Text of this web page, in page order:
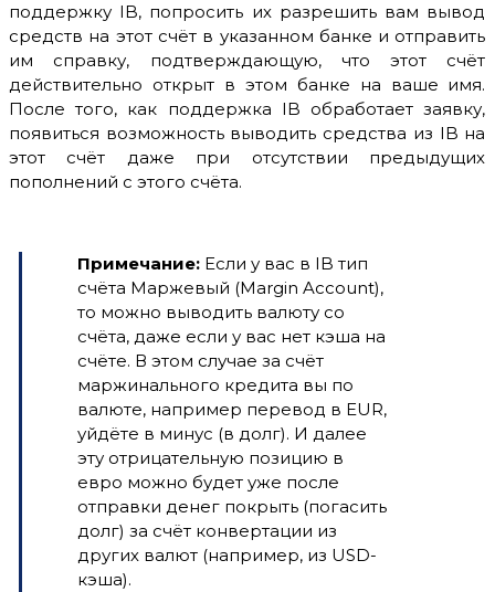
поддержку IB, попросить их разрешить вам вывод
средств на этот счёт в указанном банке и отправить
им справку, подтверждающую, что этот счёт
действительно открыт в этом банке на ваше имя.
После того, как поддержка IB обработает заявку,
появиться возможность выводить средства из IB на
этот счёт даже при отсутствии предыдущих
пополнений с этого счёта.
Примечание: Если у вас в IB тип
счёта Маржевый (Margin Account),
то можно выводить валюту со
счёта, даже если у вас нет кэша на
счёте. В этом случае за счёт
маржинального кредита вы по
валюте, например перевод в EUR,
уйдёте в минус (в долг). И далее
эту отрицательную позицию в
евро можно будет уже после
отправки денег покрыть (погасить
долг) за счёт конвертации из
других валют (например, из USD-
кэша).